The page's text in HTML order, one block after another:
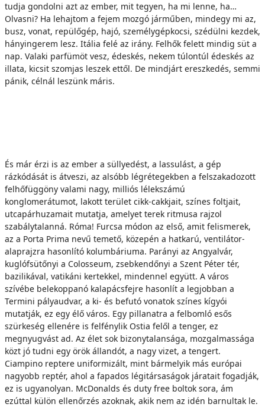
tudja gondolni azt az ember, mit tegyen, ha mi lenne, ha…
Olvasni? Ha lehajtom a fejem mozgó járműben, mindegy mi az,
busz, vonat, repülőgép, hajó, személygépkocsi, szédülni kezdek,
hányingerem lesz. Itália felé az irány. Felhők felett mindig süt a
nap. Valaki parfümöt vesz, édeskés, nekem túlontúl édeskés az
illata, kicsit szomjas leszek ettől. De mindjárt ereszkedés, semmi
pánik, célnál leszünk máris.
És már érzi is az ember a süllyedést, a lassulást, a gép
rázkódását is átveszi, az alsóbb légrétegekben a felszakadozott
felhőfüggöny valami nagy, milliós lélekszámú
konglomerátumot, lakott terület cikk-cakkjait, színes foltjait,
utcapárhuzamait mutatja, amelyet terek ritmusa rajzol
szabálytalanná. Róma! Furcsa módon az első, amit felismerek,
az a Porta Prima nevű temető, közepén a hatkarú, ventilátor-
alaprajzra hasonlító kolumbáriuma. Parányi az Angyalvár,
kuglófsütőnyi a Colosseum, zsebkendőnyi a Szent Péter tér,
bazilikával, vatikáni kertekkel, mindennel együtt. A város
szívébe belekoppanó kalapácsfejre hasonlít a legjobban a
Termini pályaudvar, a ki- és befutó vonatok színes kígyói
mutatják, ez egy élő város. Egy pillanatra a felbomló esős
szürkeség ellenére is felfénylik Ostia felől a tenger, ez
megnyugvást ad. Az élet sok bizonytalansága, mozgalmassága
közt jó tudni egy örök állandót, a nagy vizet, a tengert.
Ciampino reptere uniformizált, mint bármelyik más európai
nagyobb reptér, ahol a fapados légitársaságok járatait fogadják,
ez is ugyanolyan. McDonalds és duty free boltok sora, ám
ezúttal külön ellenőrzés azoknak, akik nem az idén barnultak le.